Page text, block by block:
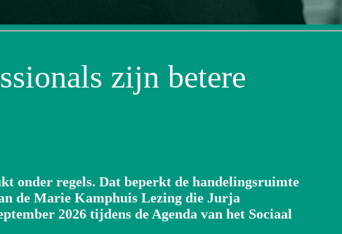
zijn betere
onder regels. Dat beperkt de handelingsruimte
de Marie Kamphuis Lezing die Jurja
2026 tijdens de Agenda van het Sociaal